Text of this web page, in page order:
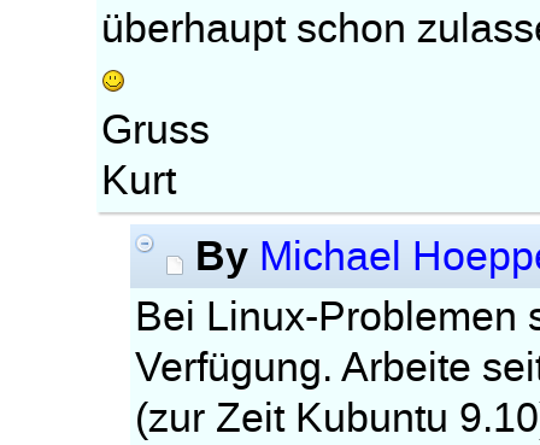
überhaupt schon
Gruss
Kurt
By Michael
Bei Linux-Problemen
Verfügung. Arbeite
(zur Zeit Kubuntu